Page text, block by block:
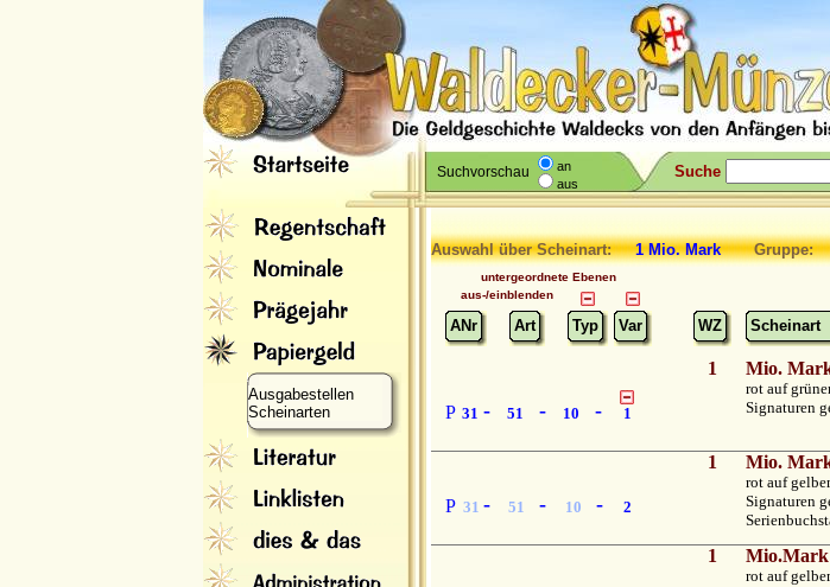
Suchvorschau
an
aus
Suche
Ausgabestellen
Scheinarten
Auswahl über Scheinart:1 Mio. MarkGruppe:
untergeordnete Ebenen
aus-/einblenden
ANr Art Typ Var WZ Scheinart
P 31 - 51 - 10 - 1
1 Mio.
rot auf
Signaturen
P 31 - 51 - 10 - 2
1 Mio.
rot auf
Signaturen
1 Mio.Mark
rot auf